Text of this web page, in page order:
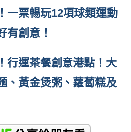
一票暢玩12項球類運動
有創意！
行運茶餐創意港點！大
、黃金煲粥、蘿蔔糕及